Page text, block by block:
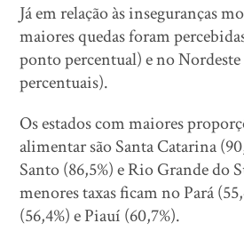
Já em relação às inseguranças
maiores quedas foram
ponto percentual) e no
percentuais).
Os estados com maiores
alimentar são Santa Catarina
Santo (86,5%) e Rio Grande do
menores taxas ficam no Pará
(56,4%) e Piauí (60,7%).